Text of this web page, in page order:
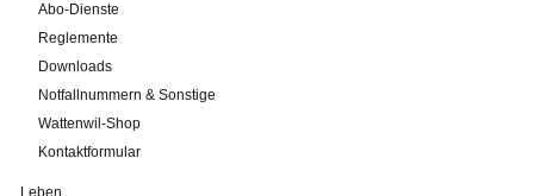
Abo-Dienste
Reglemente
Downloads
Notfallnummern & Sonstige
Wattenwil-Shop
Kontaktformular
Leben